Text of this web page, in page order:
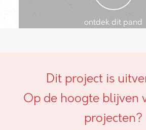
ontdek dit pand
Dit project is
Op de hoogte blijven
projecten?